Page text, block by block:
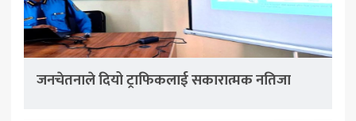
जनचेतनाले दियो ट्राफिकलाई सकारात्मक नतिजा